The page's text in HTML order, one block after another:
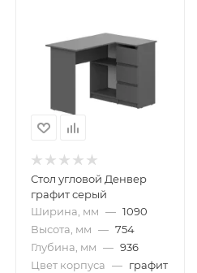
Стол угловой Денвер
графит серый
Ширина, мм — 1090
Высота, мм — 754
Глубина, мм — 936
Цвет корпуса — графит